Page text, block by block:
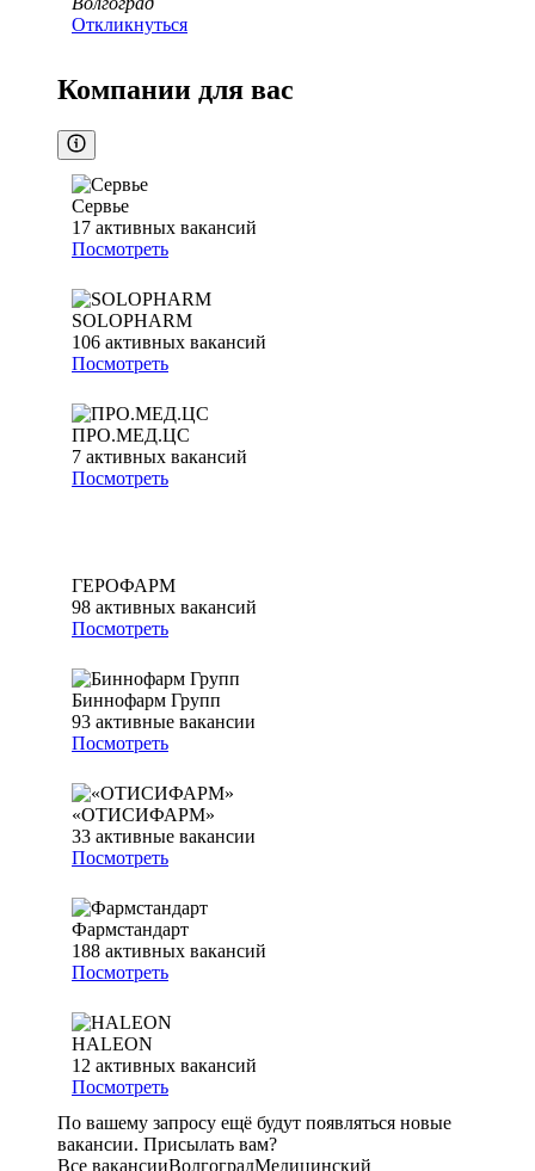
Откликнуться
Компании для вас
Сервье
17 активных вакансий
Посмотреть
SOLOPHARM
106 активных вакансий
Посмотреть
ПРО.МЕД.ЦС
7 активных вакансий
Посмотреть
ГЕРОФАРМ
98 активных вакансий
Посмотреть
Биннофарм Групп
93 активные вакансии
Посмотреть
«ОТИСИФАРМ»
33 активные вакансии
Посмотреть
Фармстандарт
188 активных вакансий
Посмотреть
HALEON
12 активных вакансий
Посмотреть
По вашему запросу ещё будут появляться новые
вакансии. Присылать вам?
Все вакансииВолгоградМедицинский